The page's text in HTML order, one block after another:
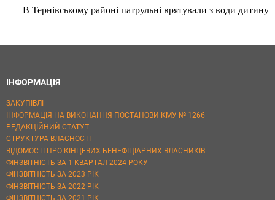
В Тернівському районі патрульні врятували з води дитину
ІНФОРМАЦІЯ
ЗАКУПІВЛІ
ІНФОРМАЦІЯ НА ВИКОНАННЯ ПОСТАНОВИ КМУ № 1266
РЕДАКЦІЙНИЙ СТАТУТ
СТРУКТУРА ВЛАСНОСТІ
ВІДОМОСТІ ПРО КІНЦЕВИХ БЕНЕФІЦІАРНИХ ВЛАСНИКІВ
ФІНЗВІТНІСТЬ ЗА 1 КВАРТАЛ 2024 РОКУ
ФІНЗВІТНІСТЬ ЗА 2023 РІК
ФІНЗВІТНІСТЬ ЗА 2022 РІК